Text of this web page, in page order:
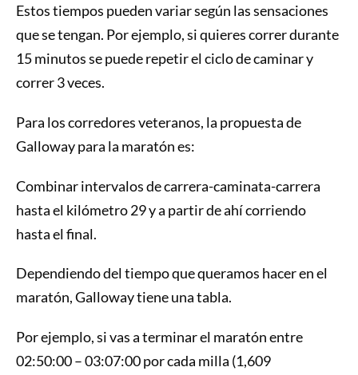
Estos tiempos pueden variar según las sensaciones
que se tengan. Por ejemplo, si quieres correr durante
15 minutos se puede repetir el ciclo de caminar y
correr 3 veces.
Para los corredores veteranos, la propuesta de
Galloway para la maratón es:
Combinar intervalos de carrera-caminata-carrera
hasta el kilómetro 29 y a partir de ahí corriendo
hasta el final.
Dependiendo del tiempo que queramos hacer en el
maratón, Galloway tiene una tabla.
Por ejemplo, si vas a terminar el maratón entre
02:50:00 – 03:07:00 por cada milla (1,609